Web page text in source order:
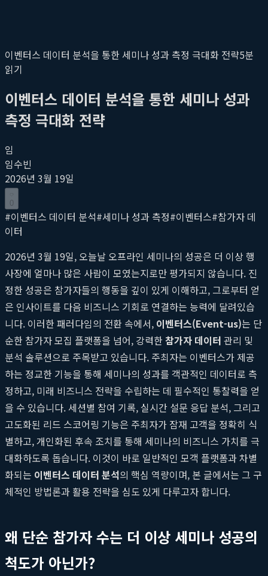
이벤터스 데이터 분석을 통한 세미나 성과 측정 극대화 전략5분
읽기
이벤터스 데이터 분석을 통한 세미나 성과
측정 극대화 전략
임
임수빈
2026년 3월 19일
0
#이벤터스 데이터 분석#세미나 성과 측정#이벤터스#참가자 데
이터
2026년 3월 19일, 오늘날 오프라인 세미나의 성공은 더 이상 행
사장에 얼마나 많은 사람이 모였는지로만 평가되지 않습니다. 진
정한 성공은 참가자들의 행동을 깊이 있게 이해하고, 그로부터 얻
은 인사이트를 다음 비즈니스 기회로 연결하는 능력에 달려있습
니다. 이러한 패러다임의 전환 속에서, 이벤터스(Event-us)는 단
순한 참가자 모집 플랫폼을 넘어, 강력한참가자 데이터 관리 및
분석 솔루션으로 주목받고 있습니다. 주최자는 이벤터스가 제공
하는 정교한 기능을 통해 세미나의 성과를 객관적인 데이터로 측
정하고, 미래 비즈니스 전략을 수립하는 데 필수적인 통찰력을 얻
을 수 있습니다. 세션별 참여 기록, 실시간 설문 응답 분석, 그리고
고도화된 리드 스코어링 기능은 주최자가 잠재 고객을 정확히 식
별하고, 개인화된 후속 조치를 통해 세미나의 비즈니스 가치를 극
대화하도록 돕습니다. 이것이 바로 일반적인 모객 플랫폼과 차별
화되는 이벤터스 데이터 분석의 핵심 역량이며, 본 글에서는 그 구
체적인 방법론과 활용 전략을 심도 있게 다루고자 합니다.
왜 단순 참가자 수는 더 이상 세미나 성공의
척도가 아닌가?